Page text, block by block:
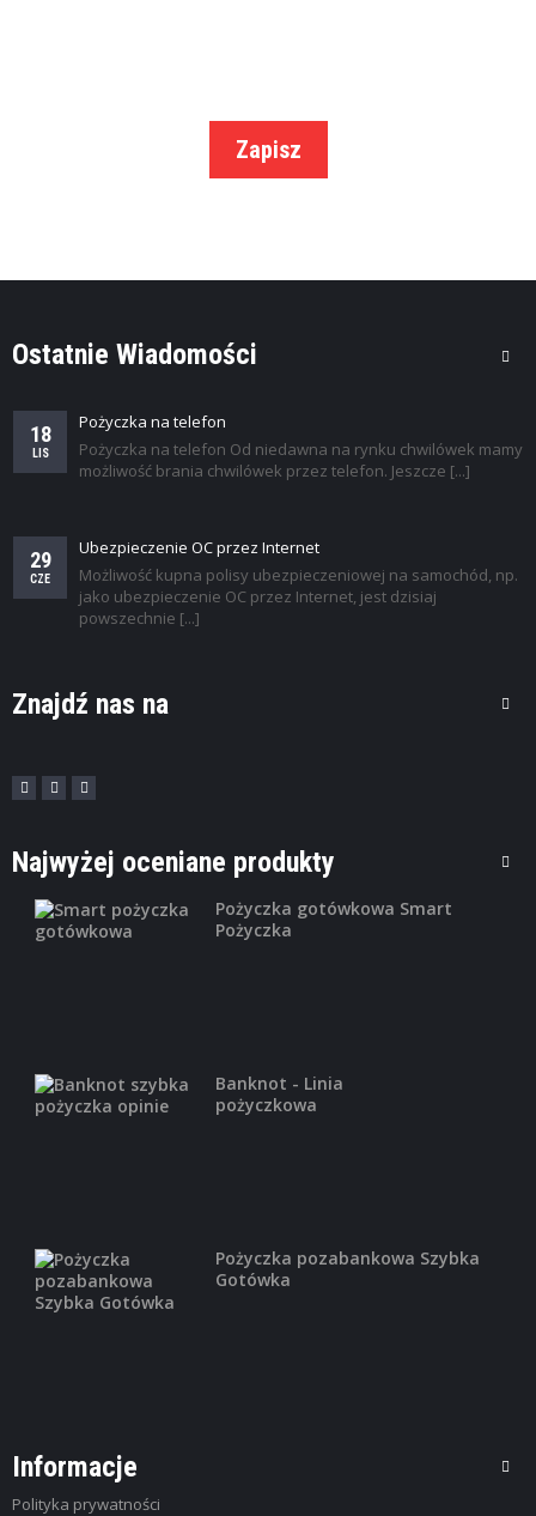
Zapisz
Ostatnie Wiadomości
18
LIS
Pożyczka na telefon
Pożyczka na telefon Od niedawna na rynku chwilówek mamy
możliwość brania chwilówek przez telefon. Jeszcze [...]
29
CZE
Ubezpieczenie OC przez Internet
Możliwość kupna polisy ubezpieczeniowej na samochód, np.
jako ubezpieczenie OC przez Internet, jest dzisiaj
powszechnie [...]
Znajdź nas na
Najwyżej oceniane produkty
Pożyczka gotówkowa Smart
Pożyczka
Banknot - Linia
pożyczkowa
Pożyczka pozabankowa Szybka
Gotówka
Informacje
Polityka prywatności